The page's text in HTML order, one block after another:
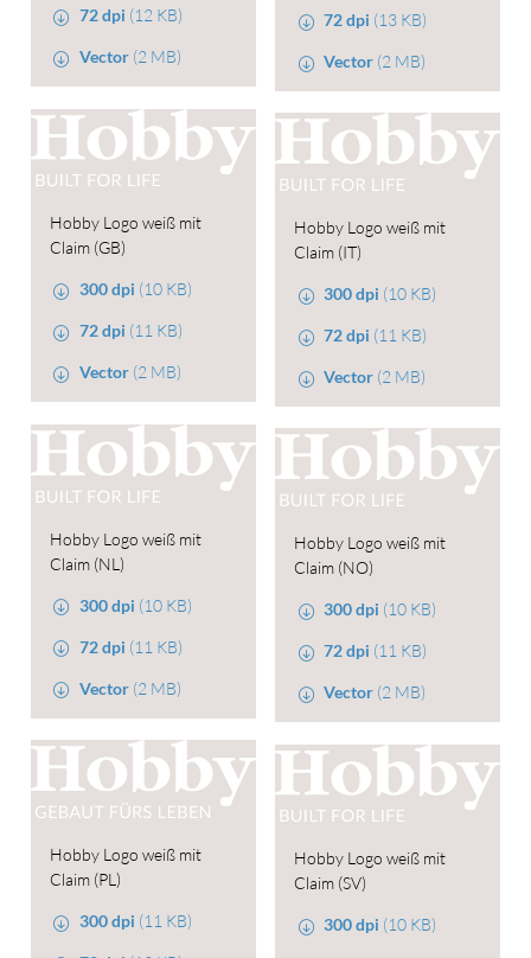
72 dpi (12 KB)
Vector (2 MB)
72 dpi (13 KB)
Vector (2 MB)
Hobby Logo weiß mit
Claim (GB)
300 dpi (10 KB)
72 dpi (11 KB)
Vector (2 MB)
Hobby Logo weiß mit
Claim (IT)
300 dpi (10 KB)
72 dpi (11 KB)
Vector (2 MB)
Hobby Logo weiß mit
Claim (NL)
300 dpi (10 KB)
72 dpi (11 KB)
Vector (2 MB)
Hobby Logo weiß mit
Claim (NO)
300 dpi (10 KB)
72 dpi (11 KB)
Vector (2 MB)
Hobby Logo weiß mit
Claim (PL)
300 dpi (11 KB)
Hobby Logo weiß mit
Claim (SV)
300 dpi (10 KB)